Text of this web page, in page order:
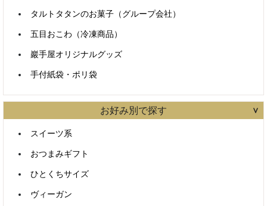
タルトタタンのお菓子（グループ会社）
五目おこわ（冷凍商品）
巖手屋オリジナルグッズ
手付紙袋・ポリ袋
お好み別で探す
スイーツ系
おつまみギフト
ひとくちサイズ
ヴィーガン